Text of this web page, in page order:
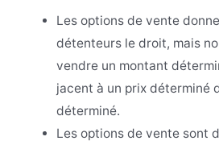
Les options de vente
détenteurs le droit, mais
vendre un montant
jacent à un prix déterminé
déterminé.
Les options de vente sont